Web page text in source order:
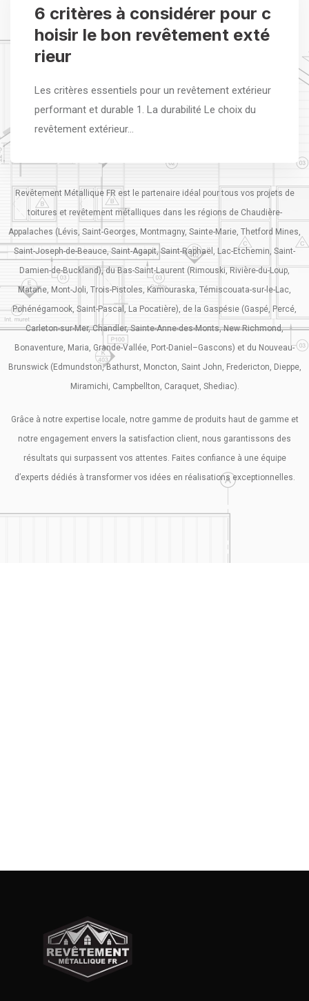
6 critères à considérer pour c
hoisir le bon revêtement exté
rieur
Les critères essentiels pour un revêtement extérieur
performant et durable 1. La durabilité Le choix du
revêtement extérieur…
Revêtement Métallique FR est le partenaire idéal pour tous vos projets de
toitures et revêtement métalliques dans les régions de Chaudière-
Appalaches (Lévis, Saint-Georges, Montmagny, Sainte-Marie, Thetford Mines,
Saint-Joseph-de-Beauce, Saint-Agapit, Saint-Raphaël, Lac-Etchemin, Saint-
Damien-de-Buckland), du Bas-Saint-Laurent (Rimouski, Rivière-du-Loup,
Matane, Mont-Joli, Trois-Pistoles, Kamouraska, Témiscouata-sur-le-Lac,
Pohénégamook, Saint-Pascal, La Pocatière), de la Gaspésie (Gaspé, Percé,
Carleton-sur-Mer, Chandler, Sainte-Anne-des-Monts, New Richmond,
Bonaventure, Maria, Grande-Vallée, Port-Daniel–Gascons) et du Nouveau-
Brunswick (Edmundston, Bathurst, Moncton, Saint John, Fredericton, Dieppe,
Miramichi, Campbellton, Caraquet, Shediac).
Grâce à notre expertise locale, notre gamme de produits haut de gamme et
notre engagement envers la satisfaction client, nous garantissons des
résultats qui surpassent vos attentes. Faites confiance à une équipe
d’experts dédiés à transformer vos idées en réalisations exceptionnelles.